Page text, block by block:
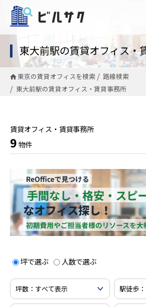
東大前駅の賃貸オフィス・
東京の賃貸オフィスを検索
路線検索
東大前駅の賃貸オフィス・賃貸事務所
賃貸オフィス・賃貸事務所
9物件
坪で選ぶ 人数で選ぶ